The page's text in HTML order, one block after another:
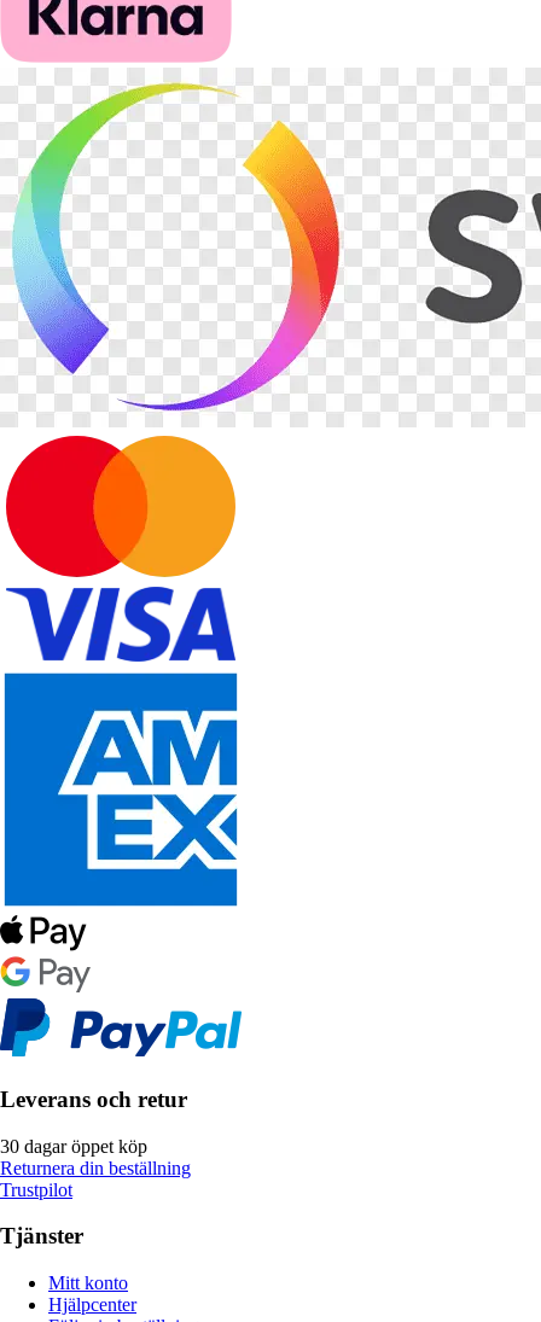
Leverans och retur
30 dagar öppet köp
Returnera din beställning
Trustpilot
Tjänster
Mitt konto
Hjälpcenter